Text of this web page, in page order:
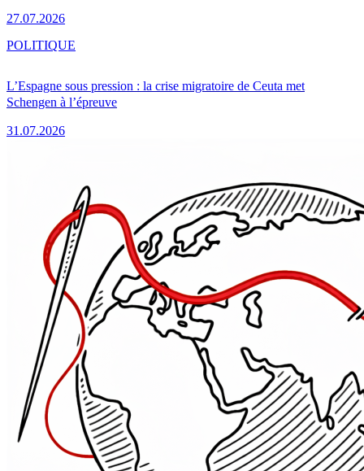
27.07.2026
L’Espagne sous pression : la crise migratoire de Ceuta met
Schengen à l’épreuve
31.07.2026
POLITIQUE